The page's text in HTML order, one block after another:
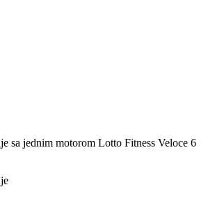
sa jednim motorom Lotto Fitness Veloce 6